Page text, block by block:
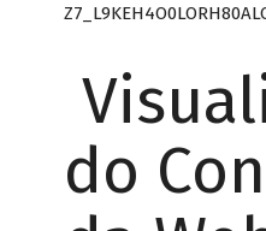
do